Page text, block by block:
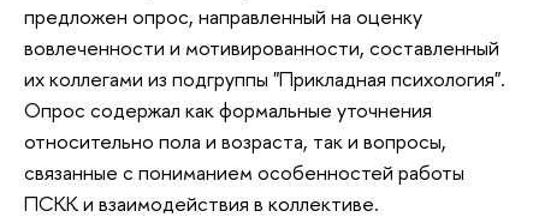
предложен опрос, направленный на оценку
вовлеченности и мотивированности, составленный
их коллегами из подгруппы "Прикладная психология".
Опрос содержал как формальные уточнения
относительно пола и возраста, так и вопросы,
связанные с пониманием особенностей работы
ПСКК и взаимодействия в коллективе.